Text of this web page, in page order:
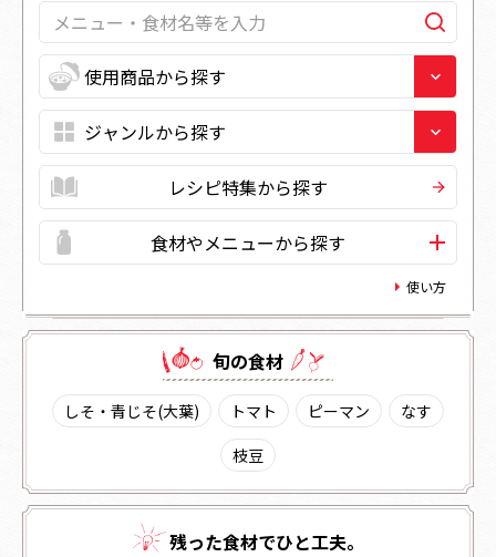
レシピ特集から探す
食材やメニューから探す
使い方
旬の⾷材
しそ・青じそ(大葉) トマト ピーマン
なす
枝豆
残った⾷材でひと⼯夫。